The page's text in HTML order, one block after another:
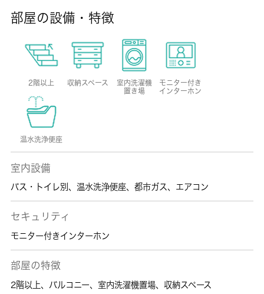
部屋の設備・特徴
2階以上 収納スペース
室内洗濯機
置き場
モニター付き
インターホン
温水洗浄便座
室内設備
バス・トイレ別 、 温水洗浄便座、 都市ガス、 エアコン
セキュリティ
モニター付きインターホン
部屋の特徴
2階以上、 バルコニー、 室内洗濯機置場、 収納スペース